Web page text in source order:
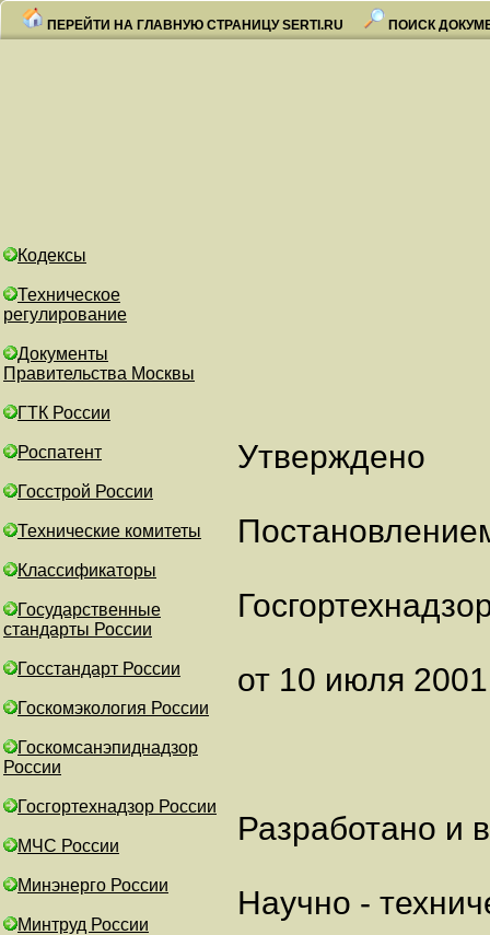
ПЕРЕЙТИ НА ГЛАВНУЮ СТРАНИЦУ SERTI.RU ПОИСК
Кодексы
Техническое
регулирование
Документы
Правительства Москвы
ГТК России
Роспатент
Госстрой России
Технические комитеты
Классификаторы
Государственные
стандарты России
Госстандарт России
Госкомэкология России
Госкомсанэпиднадзор
России
Госгортехнадзор России
МЧС России
Минэнерго России
Минтруд России
Утверждено
от 10 июля 2001
Разработано и
Научно -